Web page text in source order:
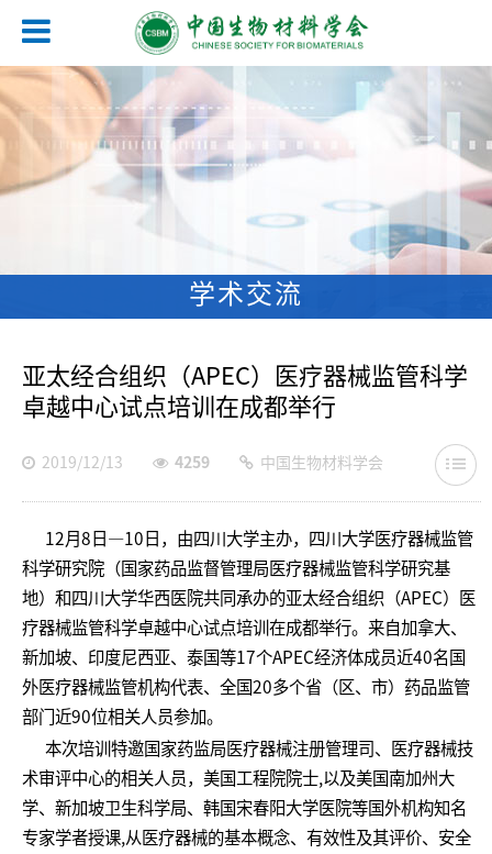
学术交流
亚太经合组织（APEC）医疗器械监管科学
卓越中心试点培训在成都举行
2019/12/13 4259 中国生物材料学会
12月8日—10日，由四川大学主办，四川大学医疗器械监管
科学研究院（国家药品监督管理局医疗器械监管科学研究基
地）和四川大学华西医院共同承办的亚太经合组织（APEC）医
疗器械监管科学卓越中心试点培训在成都举行。来自加拿大、
新加坡、印度尼西亚、泰国等17个APEC经济体成员近40名国
外医疗器械监管机构代表、全国20多个省（区、市）药品监管
部门近90位相关人员参加。
本次培训特邀国家药监局医疗器械注册管理司、医疗器械技
术审评中心的相关人员，美国工程院院士,以及美国南加州大
学、新加坡卫生科学局、韩国宋春阳大学医院等国外机构知名
专家学者授课,从医疗器械的基本概念、有效性及其评价、安全